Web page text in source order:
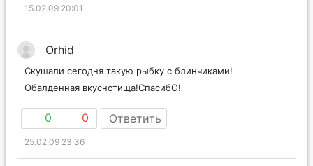
15.02.09 20:01
Orhid
Скушали сегодня такую рыбку с блинчиками!
Обалденная вкуснотища!СпасибО!
0 0 Ответить
25.02.09 23:36